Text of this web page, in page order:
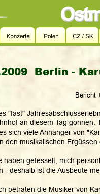
Berlin -
"fast"
an diesem Tag
sich viele Anhänger von
den musikalischen
haben gefesselt, mich
- deshalb ist die Ausbeute
betraten die Musiker von